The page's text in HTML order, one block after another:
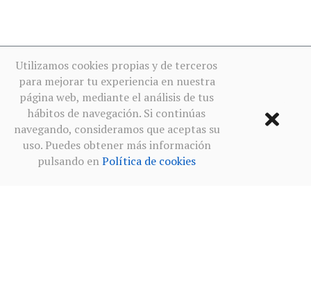
Utilizamos cookies propias y de terceros
para mejorar tu experiencia en nuestra
página web, mediante el análisis de tus
hábitos de navegación. Si continúas
navegando, consideramos que aceptas su
uso. Puedes obtener más información
pulsando enPolítica de cookies